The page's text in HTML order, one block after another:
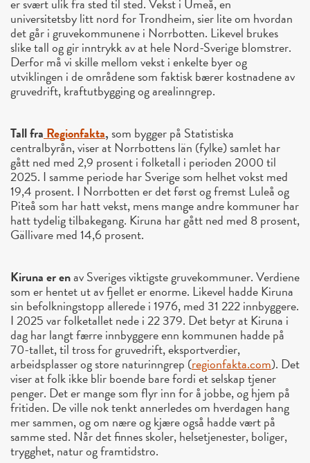
er svært ulik fra sted til sted. Vekst i Umeå, en
universitetsby litt nord for Trondheim, sier lite om hvordan
det går i gruvekommunene i Norrbotten. Likevel brukes
slike tall og gir inntrykk av at hele Nord-Sverige blomstrer.
Derfor må vi skille mellom vekst i enkelte byer og
utviklingen i de områdene som faktisk bærer kostnadene av
gruvedrift, kraftutbygging og arealinngrep.
Tall fra Regionfakta, som bygger på Statistiska
centralbyrån, viser at Norrbottens län (fylke) samlet har
gått ned med 2,9 prosent i folketall i perioden 2000 til
2025. I samme periode har Sverige som helhet vokst med
19,4 prosent. I Norrbotten er det først og fremst Luleå og
Piteå som har hatt vekst, mens mange andre kommuner har
hatt tydelig tilbakegang. Kiruna har gått ned med 8 prosent,
Gällivare med 14,6 prosent.
Kiruna er enav Sveriges viktigste gruvekommuner. Verdiene
som er hentet ut av fjellet er enorme. Likevel hadde Kiruna
sin befolkningstopp allerede i 1976, med 31 222 innbyggere.
I 2025 var folketallet nede i 22 379. Det betyr at Kiruna i
dag har langt færre innbyggere enn kommunen hadde på
70-tallet, til tross for gruvedrift, eksportverdier,
arbeidsplasser og store naturinngrep (regionfakta.com). Det
viser at folk ikke blir boende bare fordi et selskap tjener
penger. Det er mange som flyr inn for å jobbe, og hjem på
fritiden. De ville nok tenkt annerledes om hverdagen hang
mer sammen, og om nære og kjære også hadde vært på
samme sted. Når det finnes skoler, helsetjenester, boliger,
trygghet, natur og framtidstro.